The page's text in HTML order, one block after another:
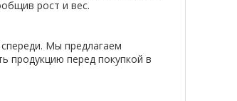
рост и вес.
Мы предлагаем
продукцию перед покупкой в